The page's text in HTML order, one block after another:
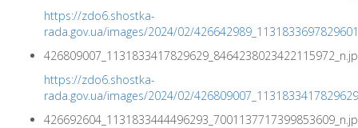
https://zdo6.shostka-
rada.gov.ua/images/2024/02/
https://zdo6.shostka-
rada.gov.ua/images/2024/02/